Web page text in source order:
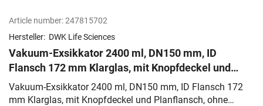
Article number:247815702
Hersteller: DWK Life Sciences
Vakuum-Exsikkator 2400 ml, DN150 mm, ID
Flansch 172 mm Klarglas, mit Knopfdeckel und
Planflansch, ohne Anschluss
Vakuum-Exsikkator 2400 ml, DN150 mm, ID Flansch 172
mm Klarglas, mit Knopfdeckel und Planflansch, ohne